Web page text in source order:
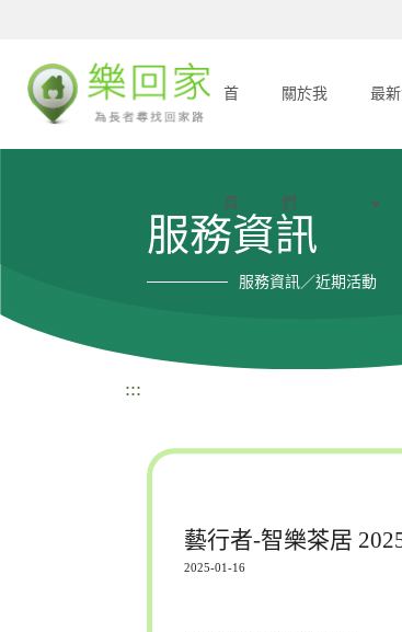
首
頁
關於我
們
最
服務資訊
服務資訊／近期活動
:::
藝行者-智樂茶居
2025-01-16